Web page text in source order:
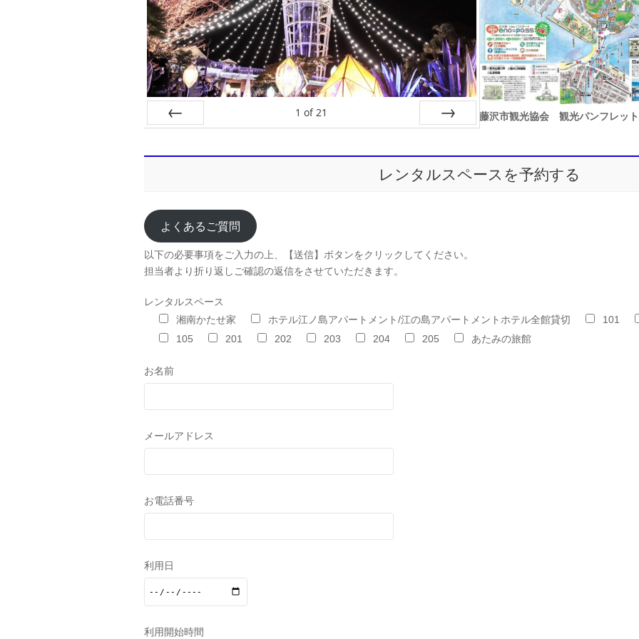
1 of 21
藤沢市観光協会 観光パンフレット
レンタルスペースを予約する
よくあるご質問
以下の必要事項をご入力の上、【送信】ボタンをクリックしてください。
担当者より折り返しご確認の返信をさせていただきます。
レンタルスペース
湘南かたせ家
ホテル江ノ島アパートメント/江の島アパートメントホテル全館貸切 101
105
201 202 203 204 205 あたみの旅館
お名前
メールアドレス
お電話番号
利用日
利用開始時間